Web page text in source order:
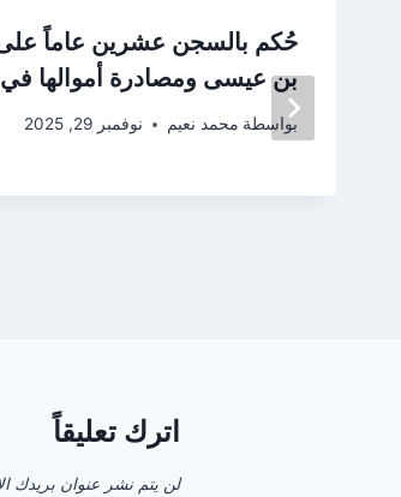
حُكم بالسجن عشرين عاماً
بن عيسى ومصادرة أموالها
بواسطة محمد نعيم نوفمبر 29, 2025
اترك تعليقاً
لن يتم نشر عنوان بريدك